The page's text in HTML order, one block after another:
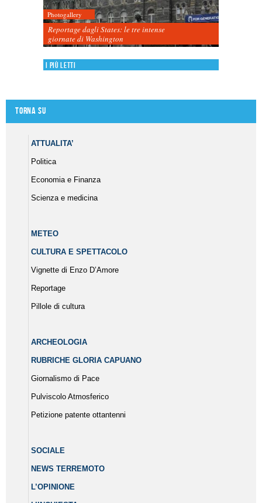
Photogallery
Reportage dagli States: le tre intense
giornate di Washington
I più letti
Torna su
ATTUALITA’
Politica
Economia e Finanza
Scienza e medicina
METEO
CULTURA E SPETTACOLO
Vignette di Enzo D’Amore
Reportage
Pillole di cultura
ARCHEOLOGIA
RUBRICHE GLORIA CAPUANO
Giornalismo di Pace
Pulviscolo Atmosferico
Petizione patente ottantenni
SOCIALE
NEWS TERREMOTO
L’OPINIONE